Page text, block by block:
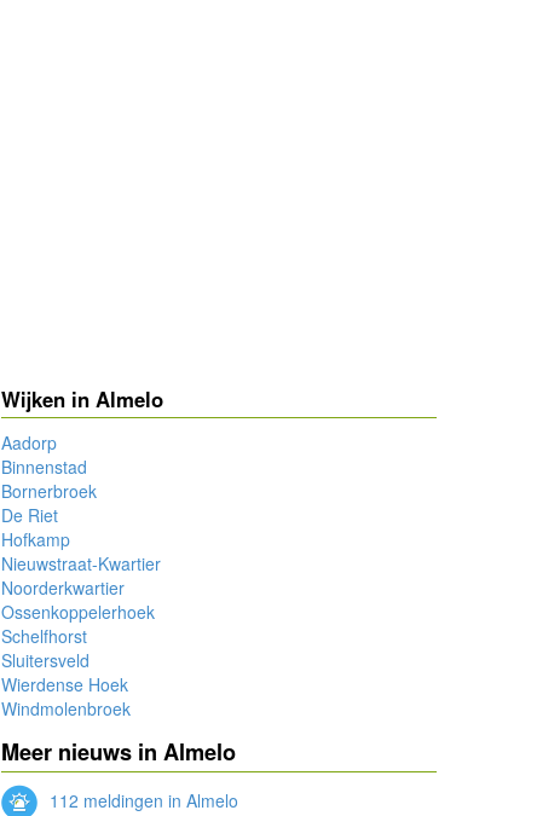
Wijken in Almelo
Aadorp
Binnenstad
Bornerbroek
De Riet
Hofkamp
Nieuwstraat-Kwartier
Noorderkwartier
Ossenkoppelerhoek
Schelfhorst
Sluitersveld
Wierdense Hoek
Windmolenbroek
Meer nieuws in Almelo
112 meldingen in Almelo